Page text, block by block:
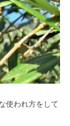
使われ方をして